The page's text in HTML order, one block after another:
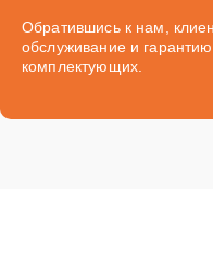
Обратившись к нам,
обслуживание и
комплектующих.